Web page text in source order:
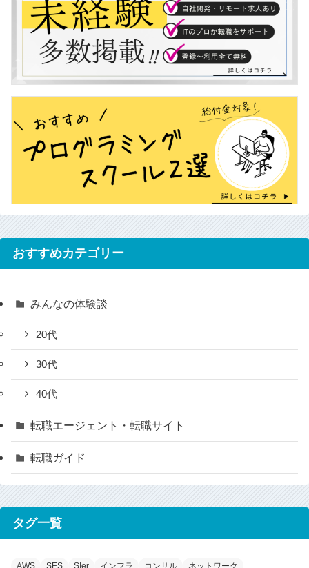
おすすめカテゴリー
みんなの体験談
20代
30代
40代
転職エージェント・転職サイト
転職ガイド
タグ一覧
AWS SES SIer インフラ コンサル ネットワーク